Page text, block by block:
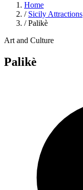
Home
/ Sicily Attractions
/ Palikè
Art and Culture
Palikè